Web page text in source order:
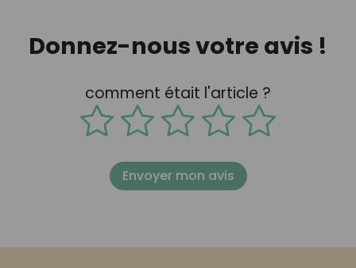
Donnez-nous votre avis !
comment était l'article ?
Envoyer mon avis